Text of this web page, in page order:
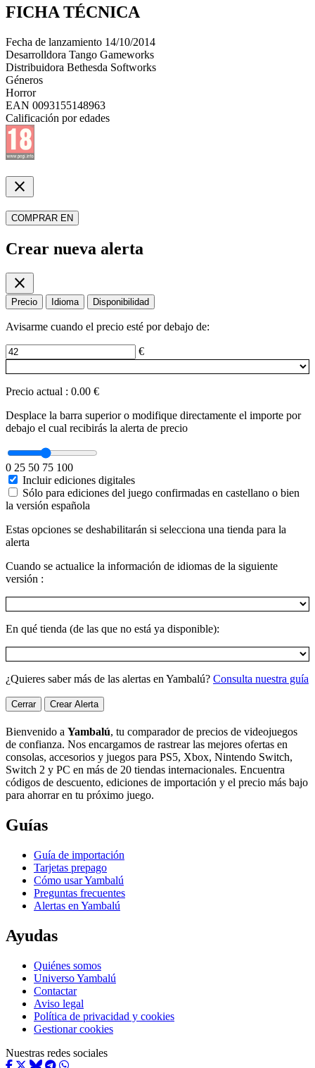
FICHA TÉCNICA
Fecha de lanzamiento 14/10/2014
Desarrolldora Tango Gameworks
Distribuidora Bethesda Softworks
Géneros
Horror
EAN 0093155148963
Calificación por edades
close
COMPRAR EN
Crear nueva alerta
close
Precio Idioma Disponibilidad
Avisarme cuando el precio esté por debajo de:
€
Precio actual : 0.00 €
Desplace la barra superior o modifique directamente el importe por
debajo el cual recibirás la alerta de precio
0 25 50 75 100
Incluir ediciones digitales
Sólo para ediciones del juego confirmadas en castellano o bien
la versión española
Estas opciones se deshabilitarán si selecciona una tienda para la
alerta
Cuando se actualice la información de idiomas de la siguiente
versión :
En qué tienda (de las que no está ya disponible):
¿Quieres saber más de las alertas en Yambalú? Consulta nuestra guía
Cerrar Crear Alerta
Bienvenido a Yambalú, tu comparador de precios de videojuegos
de confianza. Nos encargamos de rastrear las mejores ofertas en
consolas, accesorios y juegos para PS5, Xbox, Nintendo Switch,
Switch 2 y PC en más de 20 tiendas internacionales. Encuentra
códigos de descuento, ediciones de importación y el precio más bajo
para ahorrar en tu próximo juego.
Guías
Guía de importación
Tarjetas prepago
Cómo usar Yambalú
Preguntas frecuentes
Alertas en Yambalú
Ayudas
Quiénes somos
Universo Yambalú
Contactar
Aviso legal
Política de privacidad y cookies
Gestionar cookies
Nuestras redes sociales